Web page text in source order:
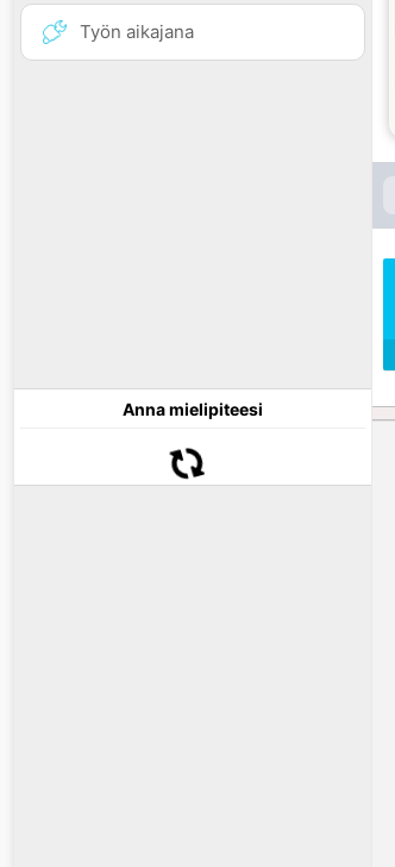
Työn aikajana
Anna mielipiteesi